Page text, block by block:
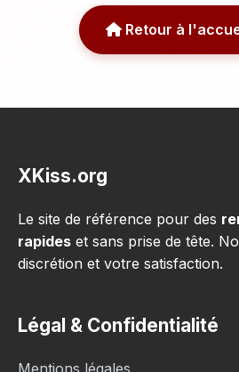
Retour à
XKiss.org
Le site de référence pour des
rapides et sans prise de tête.
discrétion et votre satisfaction.
Légal & Confidentialité
Mentions légales